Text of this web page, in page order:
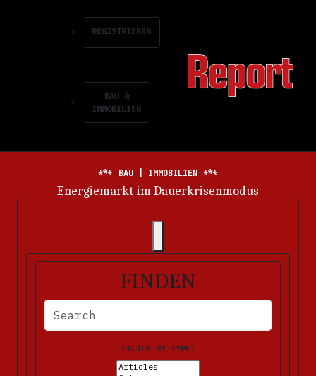
REGISTRIEREN
BAU &
IMMOBILIEN
BAU | IMMOBILIEN
Lean im Asphaltbau
FINDEN
BITTE FÜLLEN SIE DIE ERFORDERLICHEN FELDER AUS.
FILTER BY TYPE: